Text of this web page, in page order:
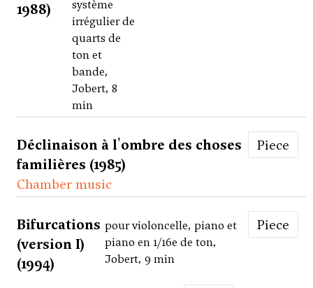
1988)
système
irrégulier de
quarts de
ton et
bande,
Jobert, 8
min
Déclinaison à l'ombre des choses
familières (1985)
Piece
Chamber music
Bifurcations
(version I)
(1994)
pour violoncelle, piano et
piano en 1/16e de ton,
Jobert, 9 min
Piece